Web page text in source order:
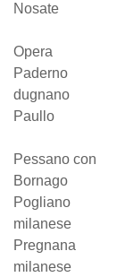
Nosate
Opera
Paderno
dugnano
Paullo
Pessano con
Bornago
Pogliano
milanese
Pregnana
milanese